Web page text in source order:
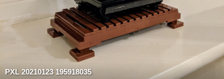
PXL 20210123 195918035